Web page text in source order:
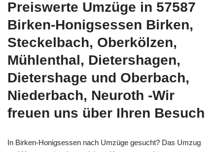
Preiswerte Umzüge in 57587
Birken-Honigsessen Birken,
Steckelbach, Oberkölzen,
Mühlenthal, Dietershagen,
Dietershage und Oberbach,
Niederbach, Neuroth -Wir
freuen uns über Ihren Besuch
In Birken-Honigsessen nach Umzüge gesucht? Das Umzug